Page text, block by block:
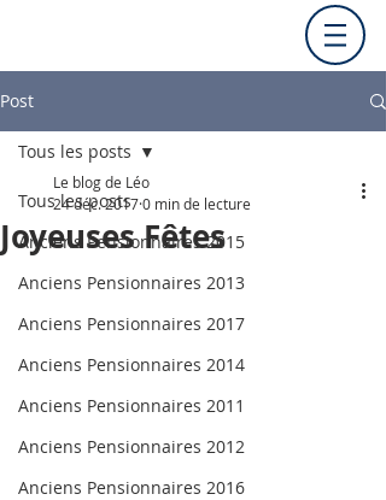
Post
Tous les posts
Anciens Pensionnaires 2015
Anciens Pensionnaires 2013
Anciens Pensionnaires 2017
Anciens Pensionnaires 2014
Anciens Pensionnaires 2011
Anciens Pensionnaires 2012
Anciens Pensionnaires 2016
Tous les posts
Joyeuses Fêtes
Le blog de Léo
24 déc. 20170 min de lecture